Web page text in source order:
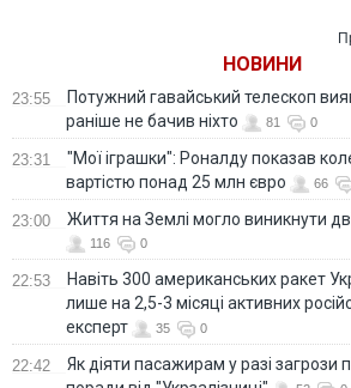
НОВИНИ
23:55
Потужний гавайський телескоп
раніше не бачив ніхто
81 0
23:31
"Мої іграшки": Роналду показав
вартістю понад 25 млн євро
66
23:00 Життя на Землі могло виникнути
116 0
22:53
Навіть 300 американських ракет
лише на 2,5-3 місяці активних
експерт
35 0
22:42
Як діяти пасажирам у разі загрози